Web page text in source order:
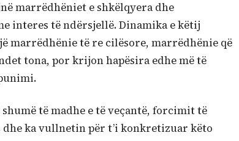
marrëdhëniet e shkëlqyera dhe
interes të ndërsjellë. Dinamika e këtij
marrëdhënie të re cilësore, marrëdhënie që
tona, por krijon hapësira edhe më të
të madhe e të veçantë, forcimit të
ka vullnetin për t’i konkretizuar këto